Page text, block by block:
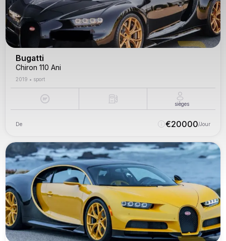
Bugatti
Chiron 110 Ani
2019 • sport
sièges
De €20000/Jour